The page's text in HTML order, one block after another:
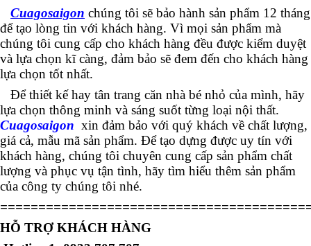
Cuagosaigon chúng tôi sẽ bảo hành sản phẩm 12 tháng
để tạo lòng tin với khách hàng. Vì mọi sản phẩm mà
chúng tôi cung cấp cho khách hàng đều được kiểm duyệt
và lựa chọn kĩ càng, đảm bảo sẽ đem đến cho khách hàng
lựa chọn tốt nhất.
Để thiết kế hay tân trang căn nhà bé nhỏ của mình, hãy
lựa chọn thông minh và sáng suốt từng loại nội thất.
Cuagosaigon xin đảm bảo với quý khách về chất lượng,
giá cả, mẫu mã sản phẩm. Để tạo dựng được uy tín với
khách hàng, chúng tôi chuyên cung cấp sản phẩm chất
lượng và phục vụ tận tình, hãy tìm hiểu thêm sản phẩm
của công ty chúng tôi nhé.
==========================
HỖ TRỢ KHÁCH HÀNG